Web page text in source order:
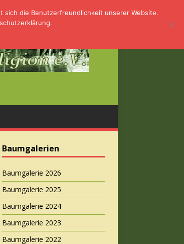
Baumgalerien
Baumgalerie 2026
Baumgalerie 2025
Baumgalerie 2024
Baumgalerie 2023
Baumgalerie 2022
sich die Benutzerfreundlichkeit unserer Website.